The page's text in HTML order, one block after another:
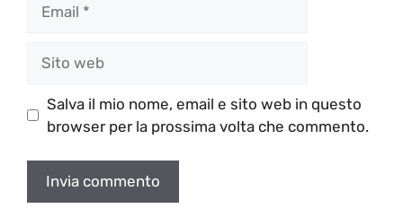
web
Salva il mio nome, email e sito web in questo
browser per la prossima volta che commento.